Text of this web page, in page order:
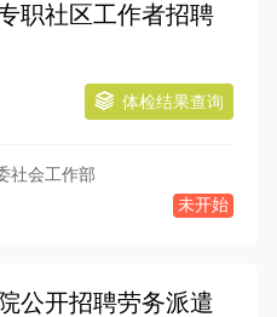
职社区工作者招聘
体检结果查询
社会工作部
未开始
公开招聘劳务派遣